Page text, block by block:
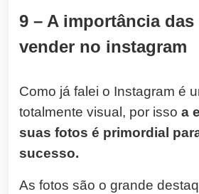
9 – A importância
vender no instagram
Como já falei o Instagram é
totalmente visual, por isso a
suas fotos é primordial
sucesso.
As fotos são o grande